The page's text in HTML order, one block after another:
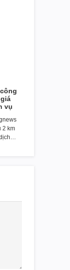
vụ
2 km